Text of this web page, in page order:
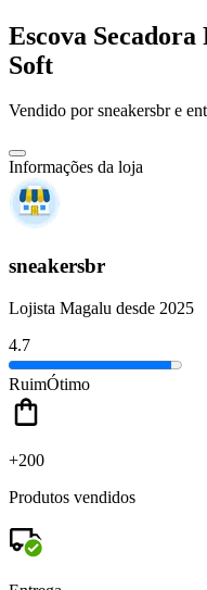
Escova
Soft
Vendido porsneakersbre
Informações da loja
sneakersbr
Lojista Magalu desde 2025
4.7
RuimÓtimo
+200
Produtos vendidos